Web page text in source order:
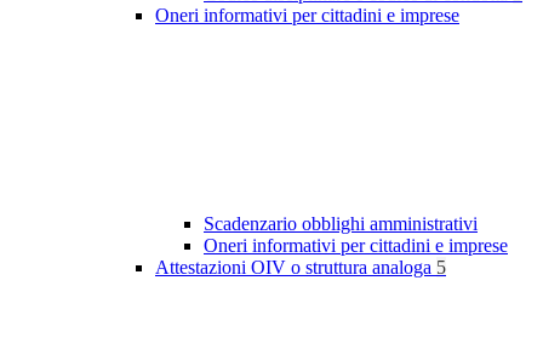
Oneri informativi per cittadini e imprese
Scadenzario obblighi amministrativi
Oneri informativi per cittadini e imprese
Attestazioni OIV o struttura analoga 5